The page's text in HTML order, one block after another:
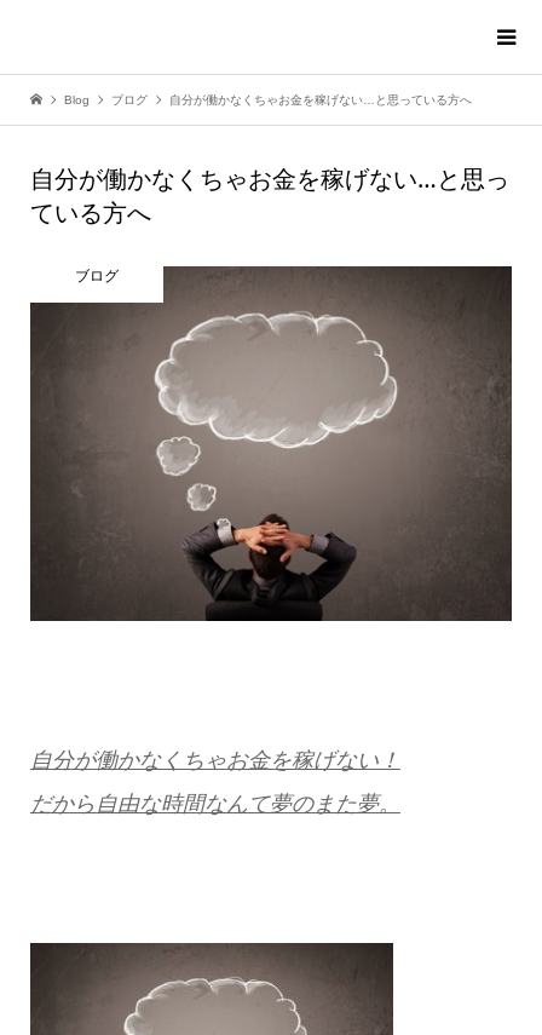
Blog ブログ 自分が働かなくちゃお金を稼げない…と思っている方へ
自分が働かなくちゃお金を稼げない…と思っ
ている方へ
ブログ
自分が働かなくちゃお金を稼げない！
だから自由な時間なんて夢のまた夢。